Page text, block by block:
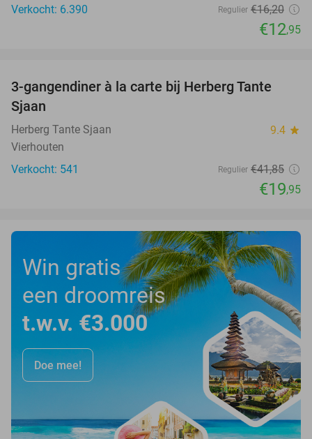
Verkocht: 6.390
Regulier €16,20
€12,95
52%
3-gangendiner à la carte bij Herberg Tante
Sjaan
Herberg Tante Sjaan 9.4 star
Vierhouten
Verkocht: 541
Regulier €41,85
€19,95
Win gratis
een droomreis
t.w.v. €3.000
Doe mee!